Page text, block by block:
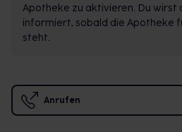
Apotheke zu aktivieren. Du wirst
informiert, sobald die Apotheke
steht.
Anrufen